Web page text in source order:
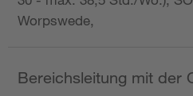
Worpswede,
Bereichsleitung mit der